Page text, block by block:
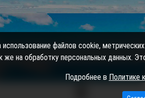
файлов cookie,
же на обработку персональных данных.
Подробнее в Политике